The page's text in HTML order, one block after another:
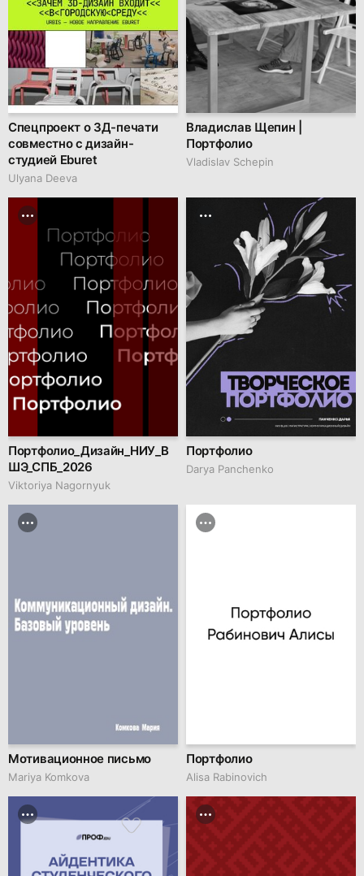
Спецпроект о 3Д-печати
совместно с дизайн-
студией Eburet
Ulyana Deeva
Владислав Щепин |
Портфолио
Vladislav Schepin
Портфолио_Дизайн_НИУ_В
ШЭ_СПБ_2026
Viktoriya Nagornyuk
Портфолио
Darya Panchenko
Мотивационное письмо
Mariya Komkova
Портфолио
Alisa Rabinovich